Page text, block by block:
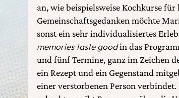
an, wie beispielsweise Kochkurse für
Gemeinschaftsgedanken möchte
sonst ein sehr individualisiertes
memories taste goodin das
und fünf Termine, ganz im Zeichen
ein Rezept und ein Gegenstand
einer verstorbenen Person